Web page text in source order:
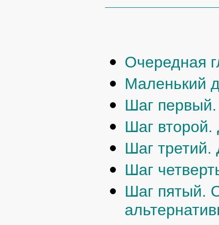
Очередная
Маленький
Шаг
Шаг второй.
Шаг третий.
Шаг
Шаг пятый.